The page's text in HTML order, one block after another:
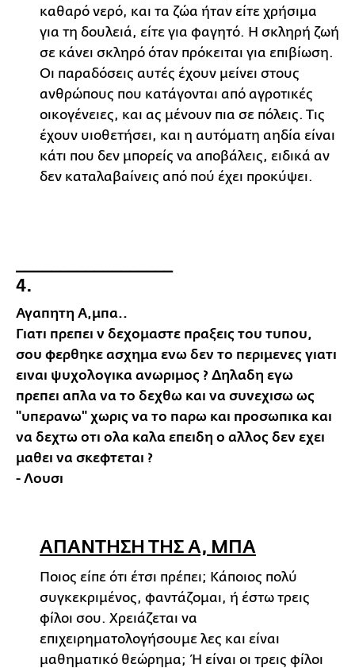
καθαρό νερό, και τα ζώα ήταν είτε χρήσιμα
για τη δουλειά, είτε για φαγητό. Η σκληρή ζωή
σε κάνει σκληρό όταν πρόκειται για επιβίωση.
Οι παραδόσεις αυτές έχουν μείνει στους
ανθρώπους που κατάγονται από αγροτικές
οικογένειες, και ας μένουν πια σε πόλεις. Τις
έχουν υιοθετήσει, και η αυτόματη αηδία είναι
κάτι που δεν μπορείς να αποβάλεις, ειδικά αν
δεν καταλαβαίνεις από πού έχει προκύψει.
4.
Αγαπητη Α,μπα..
Γιατι πρεπει ν δεχομαστε πραξεις του τυπου,
σου φερθηκε ασχημα ενω δεν το περιμενες γιατι
ειναι ψυχολογικα ανωριμος ? Δηλαδη εγω
πρεπει απλα να το δεχθω και να συνεχισω ως
"υπερανω" χωρις να το παρω και προσωπικα και
να δεχτω οτι ολα καλα επειδη ο αλλος δεν εχει
μαθει να σκεφτεται ?
- Λουσι
ΑΠΑΝΤΗΣΗ ΤΗΣ Α, ΜΠΑ
Ποιος είπε ότι έτσι πρέπει; Κάποιος πολύ
συγκεκριμένος, φαντάζομαι, ή έστω τρεις
φίλοι σου. Χρειάζεται να
επιχειρηματολογήσουμε λες και είναι
μαθηματικό θεώρημα; Ή είναι οι τρεις φίλοι